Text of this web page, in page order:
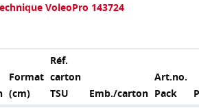
VoleoPro 143724
Format
(cm)
Réf.
carton
TSU
Emb./carton
Art.no.
Pack